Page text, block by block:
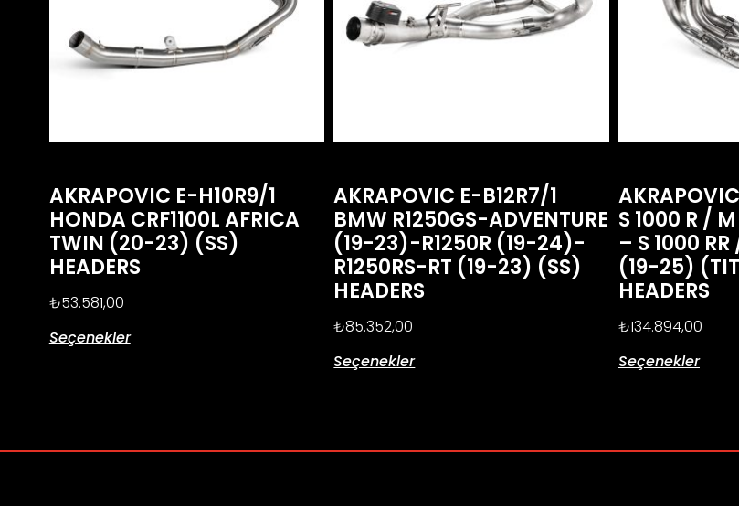
AKRAPOVIC E-H10R9/1
HONDA CRF1100L AFRICA
TWIN (20-23) (SS)
HEADERS
₺53.581,00
Seçenekler
AKRAPOVIC E-B12R7/1
BMW R1250GS-ADVENTURE
(19-23)-R1250R (19-24)-
R1250RS-RT (19-23) (SS)
HEADERS
₺85.352,00
Seçenekler
S 1000 R /
– S 1000
(19-25)
HEADERS
₺134.894,00
Seçenekler